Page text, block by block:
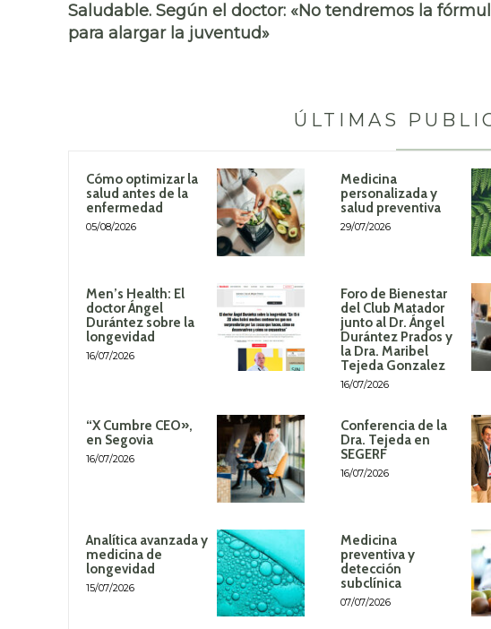
Saludable. Según el doctor: «No tendremos la
para alargar la juventud»
ÚLTIMAS
Cómo optimizar la
salud antes de la
enfermedad
05/08/2026
Medicina
personalizada y
salud preventiva
29/07/2026
Men’s Health: El
doctor Ángel
Durántez sobre la
longevidad
16/07/2026
Foro de Bienestar
del Club Matador
junto al Dr. Ángel
Durántez Prados y
la Dra. Maribel
Tejeda Gonzalez
16/07/2026
“X Cumbre CEO»,
en Segovia
16/07/2026
Conferencia de la
Dra. Tejeda en
SEGERF
16/07/2026
Analítica avanzada y
medicina de
longevidad
15/07/2026
Medicina
preventiva y
detección
subclínica
07/07/2026